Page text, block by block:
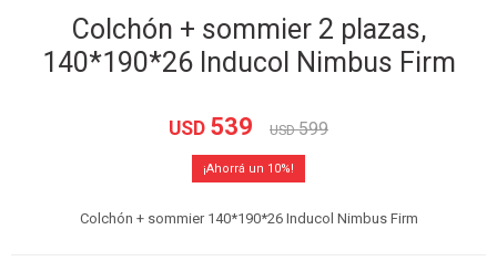
Colchón + sommier 2 plazas,
140*190*26 Inducol Nimbus Firm
USD 539 USD 599
10
Colchón + sommier 140*190*26 Inducol Nimbus Firm